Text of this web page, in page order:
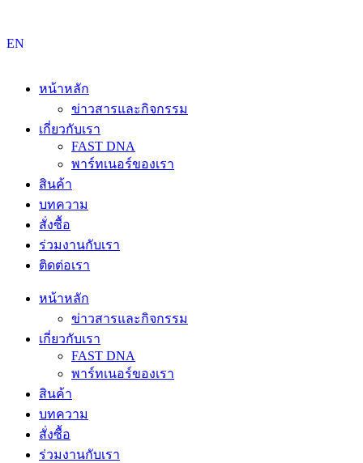
content
EN
หน้าหลัก
ข่าวสารและกิจกรรม
เกี่ยวกับเรา
FAST DNA
พาร์ทเนอร์ของเรา
สินค้า
บทความ
สั่งซื้อ
ร่วมงานกับเรา
ติดต่อเรา
หน้าหลัก
ข่าวสารและกิจกรรม
เกี่ยวกับเรา
FAST DNA
พาร์ทเนอร์ของเรา
สินค้า
บทความ
สั่งซื้อ
ร่วมงานกับเรา